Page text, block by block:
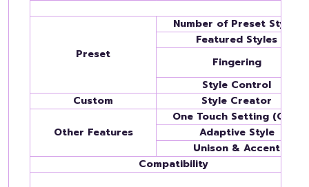
Preset
Number of Preset Styles
Featured Styles
Fingering
Style Control
Custom
Style Creator
Other Features
One Touch Setting (OTS)
Adaptive Style
Unison & Accent
Compatibility